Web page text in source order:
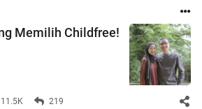
Memilih Childfree!
11.5K 219